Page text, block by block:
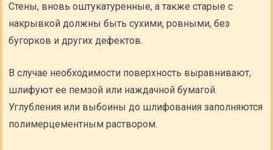
Стены, вновь оштукатуренные, а также старые с
накрывкой должны быть сухими, ровными, без
бугорков и других дефектов.
В случае необходимости поверхность выравнивают,
шлифуют ее пемзой или наждачной бумагой.
Углубления или выбоины до шлифования заполняются
полимерцементным раствором.